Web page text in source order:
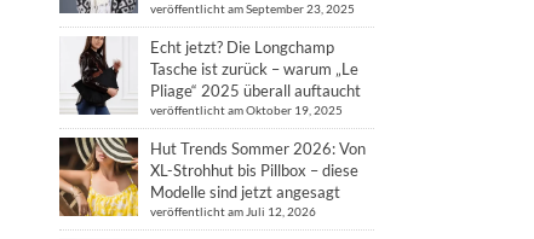
veröffentlicht am September 23, 2025
Echt jetzt? Die Longchamp
Tasche ist zurück – warum „Le
Pliage“ 2025 überall auftaucht
veröffentlicht am Oktober 19, 2025
Hut Trends Sommer 2026: Von
XL-Strohhut bis Pillbox – diese
Modelle sind jetzt angesagt
veröffentlicht am Juli 12, 2026